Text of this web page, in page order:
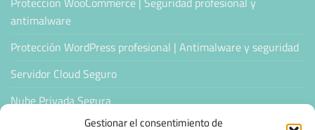
Gestionar el consentimiento de
antimalware
Protección WordPress profesional | Antimalware y seguridad
Servidor Cloud Seguro
Nube Privada Segura